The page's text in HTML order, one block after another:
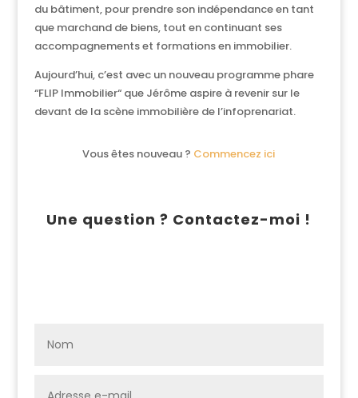
du bâtiment, pour prendre son indépendance en tant
que marchand de biens, tout en continuant ses
accompagnements et formations en immobilier.
Aujourd’hui, c’est avec un nouveau programme phare
“FLIP Immobilier“ que Jérôme aspire à revenir sur le
devant de la scène immobilière de l’infoprenariat.
Vous êtes nouveau ? Commencez ici
Une question ? Contactez-moi !